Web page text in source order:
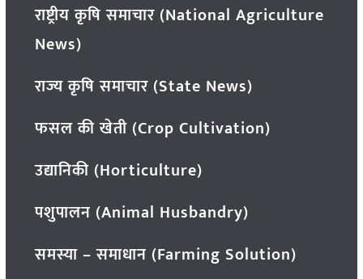
राष्ट्रीय कृषि समाचार (National Agriculture
News)
राज्य कृषि समाचार (State News)
फसल की खेती (Crop Cultivation)
उद्यानिकी (Horticulture)
पशुपालन (Animal Husbandry)
समस्या – समाधान (Farming Solution)